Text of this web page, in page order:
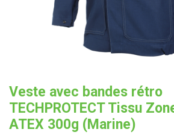
Veste avec bandes rétro
TECHPROTECT Tissu
ATEX 300g (Marine)